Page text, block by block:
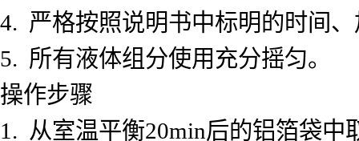
4. 严格按照说明书中标明的时间
5. 所有液体组分使用充分摇匀。
操作步骤
1. 从室温平衡20min后的铝箔袋